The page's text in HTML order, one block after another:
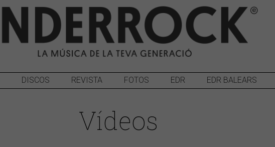
DISCOS REVISTA FOTOS EDR EDR BALEARS
Vídeos